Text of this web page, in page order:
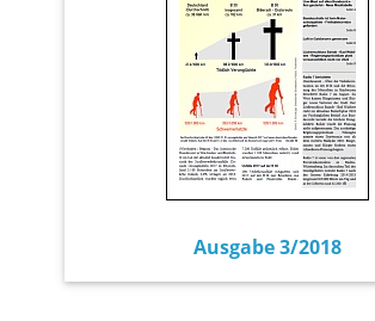
Ausgabe 3/2018